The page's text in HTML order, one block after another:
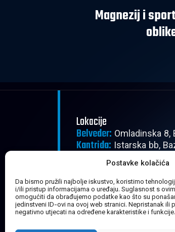
Postavke kolačića
Da bismo pružili najbolje iskustvo, koristimo
i/ili pristup informacijama o uređaju. Suglasnost s
omogućiti da obrađujemo podatke kao što su
jedinstveni ID-ovi na ovoj web stranici. Nepristanak ili
negativno utjecati na određene karakteristike i funkcije.
Magnezij i
Lokacije
Belveder: Omladinska 8,
Kantrida: Istarska bb,
Radno vrijeme
Pon - Pet:08:00 - 22:30
Subota:08:00 - 20:30
Nedjelja:Zatvoreno